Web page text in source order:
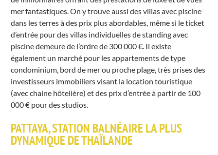
mer fantastiques. On y trouve aussi des villas avec piscine
dans les terres à des prix plus abordables, même si le ticket
d’entrée pour des villas individuelles de standing avec
piscine demeure de l’ordre de 300 000 €. Il existe
également un marché pour les appartements de type
condominium, bord de mer ou proche plage, très prises des
investisseurs immobiliers visant la location touristique
(avec chaine hôtelière) et des prix d’entrée à partir de 100
000 € pour des studios.
PATTAYA, STATION BALNÉAIRE LA PLUS
DYNAMIQUE DE THAÏLANDE